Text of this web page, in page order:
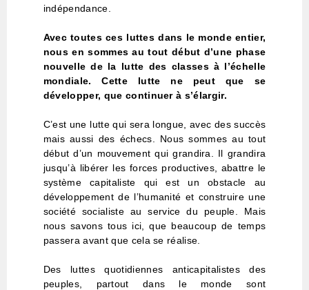
indépendance.
Avec toutes ces luttes dans le monde entier,
nous en sommes au tout début d’une phase
nouvelle de la lutte des classes à l’échelle
mondiale. Cette lutte ne peut que se
développer, que continuer à s’élargir.
C’est une lutte qui sera longue, avec des succès
mais aussi des échecs. Nous sommes au tout
début d’un mouvement qui grandira. Il grandira
jusqu’à libérer les forces productives, abattre le
système capitaliste qui est un obstacle au
développement de l’humanité et construire une
société socialiste au service du peuple. Mais
nous savons tous ici, que beaucoup de temps
passera avant que cela se réalise.
Des luttes quotidiennes anticapitalistes des
peuples, partout dans le monde sont